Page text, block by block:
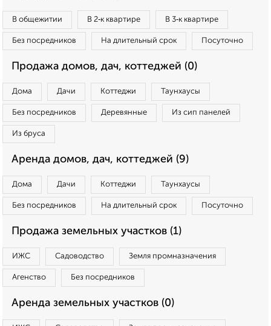
В общежитии В 2‑к квартире В 3‑к квартире
Без посредников На длительный срок Посуточно
Продажа домов, дач, коттеджей (0)
Дома Дачи Коттеджи Таунхаусы
Без посредников Деревянные Из сип панелей
Из бруса
Аренда домов, дач, коттеджей (9)
Дома Дачи Коттеджи Таунхаусы
Без посредников На длительный срок Посуточно
Продажа земельных участков (1)
ИЖС Садоводство Земля промназначения
Агенство Без посредников
Аренда земельных участков (0)